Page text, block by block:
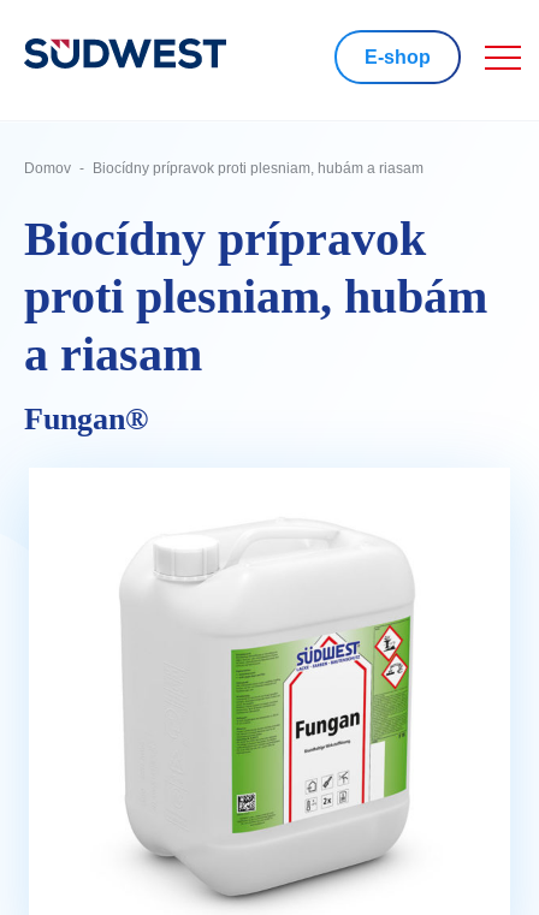
E-shop
Domov Biocídny prípravok proti plesniam, hubám a riasam
Biocídny prípravok
proti plesniam, hubám
a riasam
Fungan®